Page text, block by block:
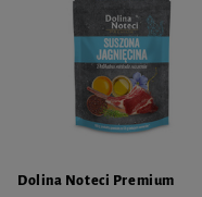
Dolina Noteci Premium